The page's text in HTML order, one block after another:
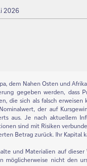
2026
dem Nahen Osten und
gegeben werden, dass
die sich als falsch
der auf
aus. Je nach aktuellem
sind mit Risiken
Betrag zurück. Ihr Kapital
und Materialien auf
möglicherweise nicht den